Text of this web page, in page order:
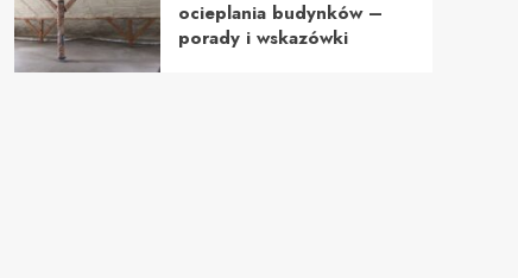
ocieplania budynków –
porady i wskazówki